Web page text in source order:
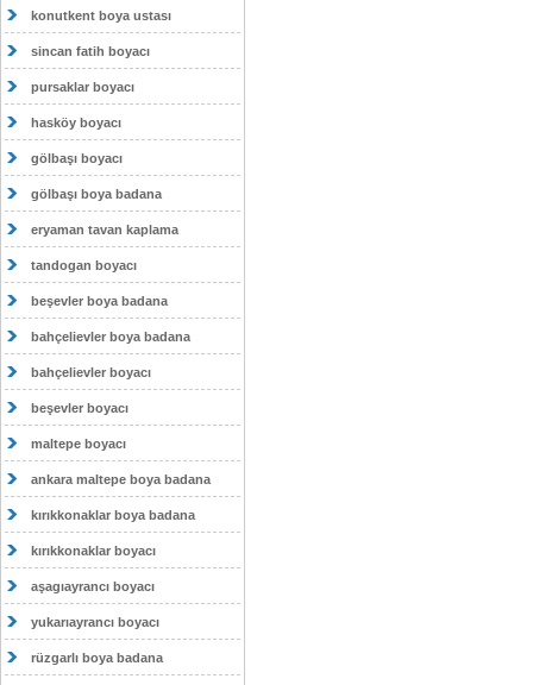
konutkent boya ustası
sincan fatih boyacı
pursaklar boyacı
hasköy boyacı
gölbaşı boyacı
gölbaşı boya badana
eryaman tavan kaplama
tandogan boyacı
beşevler boya badana
bahçelievler boya badana
bahçelievler boyacı
beşevler boyacı
maltepe boyacı
ankara maltepe boya badana
kırıkkonaklar boya badana
kırıkkonaklar boyacı
aşagıayrancı boyacı
yukarıayrancı boyacı
rüzgarlı boya badana